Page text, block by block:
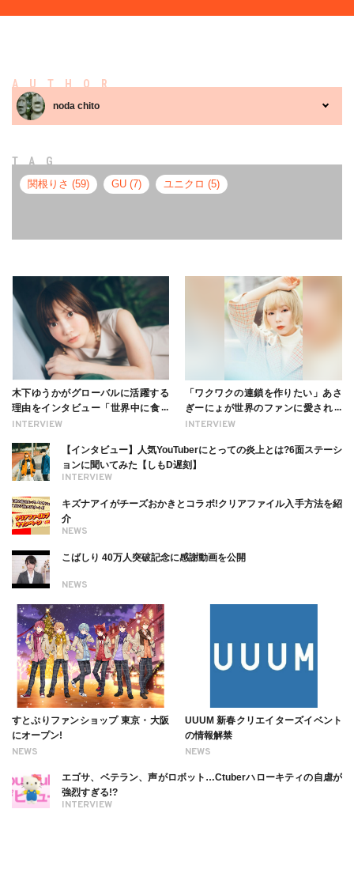
AUTHOR
noda chito
TAG
関根りさ (59) GU (7) ユニクロ (5)
INTERVIEW
木下ゆうかがグローバルに活躍する
理由をインタビュー「世界中に食べ
る幸せを伝えたい」新事務所加入に
INTERVIEW
「ワクワクの連鎖を作りたい」あさ
ぎーにょが世界のファンに愛される
理由【インタビュー】
INTERVIEW
【インタビュー】人気YouTuberにとっての炎上とは?6面ステーシ
ョンに聞いてみた【しもD遅刻】
NEWS
キズナアイがチーズおかきとコラボ!クリアファイル入手方法を紹
介
NEWS
こばしり 40万人突破記念に感謝動画を公開
NEWS
すとぷりファンショップ 東京・大阪
にオープン!
NEWS
UUUM 新春クリエイターズイベント
の情報解禁
INTERVIEW
エゴサ、ベテラン、声がロボット…Ctuberハローキティの自虐が
強烈すぎる!?